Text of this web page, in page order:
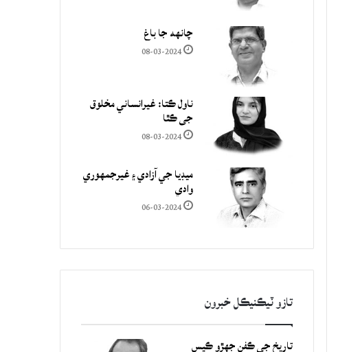
چانهه جا باغ
08-03-2024
ناول ڪتا: غيرانساني مخلوق
جي ڪٿا
08-03-2024
ميڊيا جي آزادي ۽ غيرجمھوري
وادي
06-03-2024
تازو ٽيڪنيڪل خبرون
تاريخ جي ڪفن جھڙو ڪيس